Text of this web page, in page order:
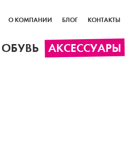
О КОМПАНИИ БЛОГ КОНТАКТЫ
ОБУВЬ АКСЕССУАРЫ